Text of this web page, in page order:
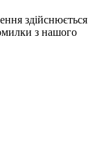
здійснюється
з нашого